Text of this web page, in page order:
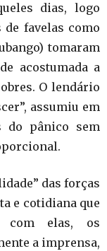
dias, logo
de favelas como
tomaram
acostumada a
O lendário
assumiu em
do pânico sem
das forças
e cotidiana que
com elas, os
a imprensa,